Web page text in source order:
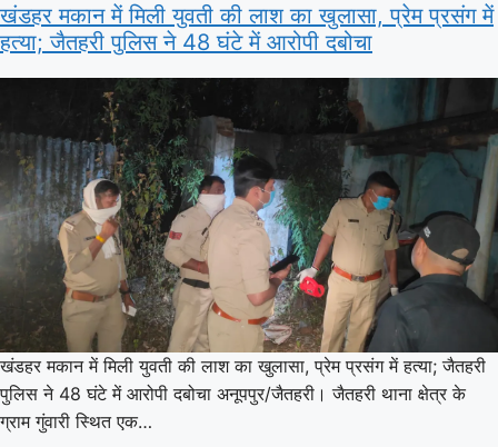
खंडहर मकान में मिली युवती की लाश का खुलासा, प्रेम प्रसंग में
हत्या; जैतहरी पुलिस ने 48 घंटे में आरोपी दबोचा
खंडहर मकान में मिली युवती की लाश का खुलासा, प्रेम प्रसंग में हत्या; जैतहरी
पुलिस ने 48 घंटे में आरोपी दबोचा अनूपपुर/जैतहरी। जैतहरी थाना क्षेत्र के
ग्राम गुंवारी स्थित एक…